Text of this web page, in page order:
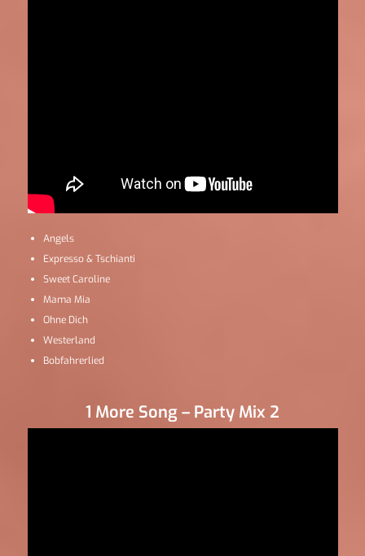
Angels
Expresso & Tschianti
Sweet Caroline
Mama Mia
Ohne Dich
Westerland
Bobfahrerlied
1 More Song – Party Mix 2